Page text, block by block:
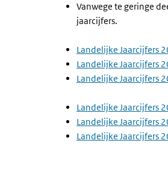
Vanwege te geringe
jaarcijfers.
Landelijke Jaarcijfers
Landelijke Jaarcijfers
Landelijke Jaarcijfers
Landelijke Jaarcijfers
Landelijke Jaarcijfers
Landelijke Jaarcijfers